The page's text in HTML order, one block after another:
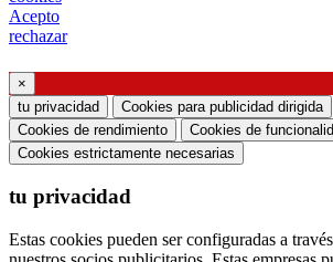
Solicitud de soporte o diseño de
Solicitud de seminario web o
productos Ghidini & Lucitalia
Manifestación de consentimiento
Reglamento de la UE n. ° 2016/
Declaro haber leído la
tratamiento de datos personales y
tratamiento de mis datos
Acepto
rechazar
×
tu privacidad
Cookies para publicidad dirigida
Cookies de rendimiento
Cookies de
Cookies estrictamente necesarias
tu privacidad
Estas cookies pueden ser configuradas a